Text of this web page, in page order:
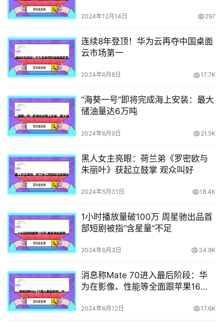
2024年12月14日 297
连续8年登顶！华为云再夺中国桌面
云市场第一
2024年6月8日 17.7K
“海葵一号”即将完成海上安装：最大
储油量达6万吨
2024年6月9日 21.5K
黑人女主亮眼：荷兰弟《罗密欧与
朱丽叶》获起立鼓掌 观众叫好
2024年5月31日 18.4K
1小时播放量破100万 周星驰出品首
部短剧被指“含星量”不足
2024年6月3日 34.8K
消息称Mate 70进入最后阶段：华
为在影像、性能等全面跟苹果16竞
2024年6月12日 17.6K